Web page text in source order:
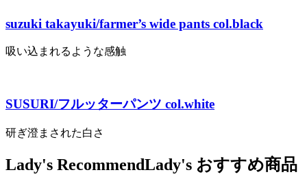
suzuki takayuki/farmer’s wide pants col.black
吸い込まれるような感触
SUSURI/フルッターパンツ col.white
研ぎ澄まされた白さ
Lady's RecommendLady's おすすめ商品